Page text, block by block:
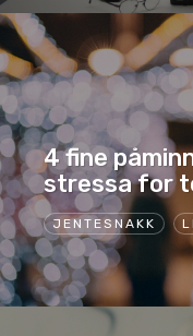
JENTESNAKK
4 fine
stressa for